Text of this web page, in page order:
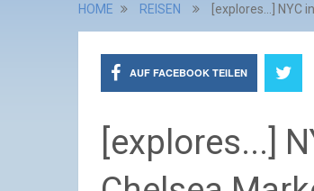
HOME REISEN [explores...] NYC
AUF FACEBOOK TEILEN
[explores...]